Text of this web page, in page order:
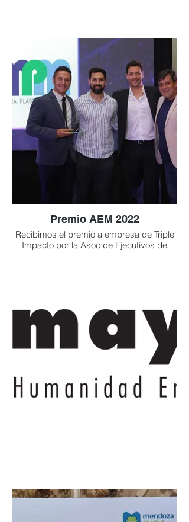
Premio AEM 2022
Recibimos el premio a empresa de Triple
Impacto por la Asoc de Ejecutivos de